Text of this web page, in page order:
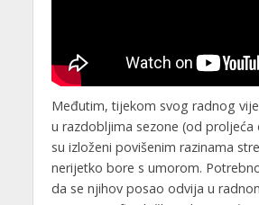
Međutim, tijekom svog radnog
u razdobljima sezone (od proljeća
su izloženi povišenim razinama
nerijetko bore s umorom.
da se njihov posao odvija u